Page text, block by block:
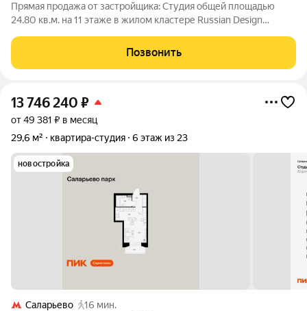
Прямая продажа от застройщика: Cтудия общей площадью
24.80 кв.м. на 11 этаже в жилом кластере Russian Design
коллаборации со звездами российского дизайна, культуры и
спорта. Квартира находится в
Позвонить
13 746 240 ₽
от 49 381 ₽ в месяц
29,6 м²
квартира-студия 6 этаж из 23
новостройка
Саларьево
16 мин.